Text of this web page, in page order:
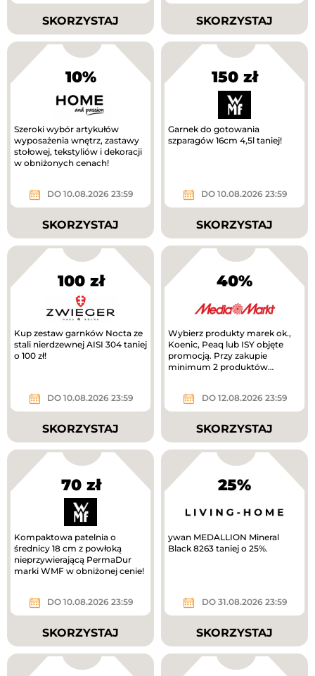
SKORZYSTAJ SKORZYSTAJ
10%
Szeroki wybór artykułów
wyposażenia wnętrz, zastawy
stołowej, tekstyliów i dekoracji
w obniżonych cenach!
DO 10.08.2026 23:59
SKORZYSTAJ
150 zł
Garnek do gotowania
szparagów 16cm 4,5l taniej!
DO 10.08.2026 23:59
SKORZYSTAJ
100 zł
Kup zestaw garnków Nocta ze
stali nierdzewnej AISI 304 taniej
o 100 zł!
DO 10.08.2026 23:59
SKORZYSTAJ
40%
Wybierz produkty marek ok.,
Koenic, Peaq lub ISY objęte
promocją. Przy zakupie
minimum 2 produktów
DO 12.08.2026 23:59
SKORZYSTAJ
70 zł
Kompaktowa patelnia o
średnicy 18 cm z powłoką
nieprzywierającą PermaDur
marki WMF w obniżonej cenie!
DO 10.08.2026 23:59
SKORZYSTAJ
25%
ywan MEDALLION Mineral
Black 8263 taniej o 25%.
DO 31.08.2026 23:59
SKORZYSTAJ